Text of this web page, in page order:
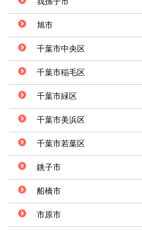
旭市
千葉市中央区
千葉市稲毛区
千葉市緑区
千葉市美浜区
千葉市若葉区
銚子市
船橋市
市原市